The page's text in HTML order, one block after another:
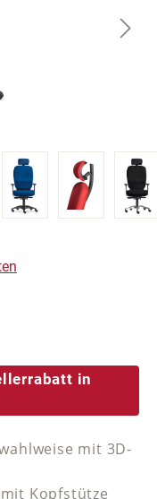
von 5 Sternen
in
mit 3D-
Kopfstütze